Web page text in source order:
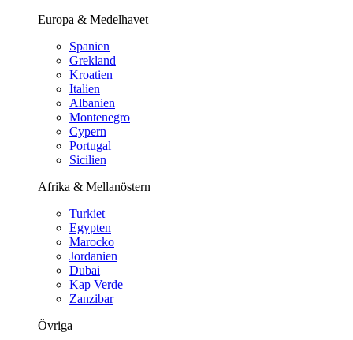
Europa & Medelhavet
Spanien
Grekland
Kroatien
Italien
Albanien
Montenegro
Cypern
Portugal
Sicilien
Afrika & Mellanöstern
Turkiet
Egypten
Marocko
Jordanien
Dubai
Kap Verde
Zanzibar
Övriga